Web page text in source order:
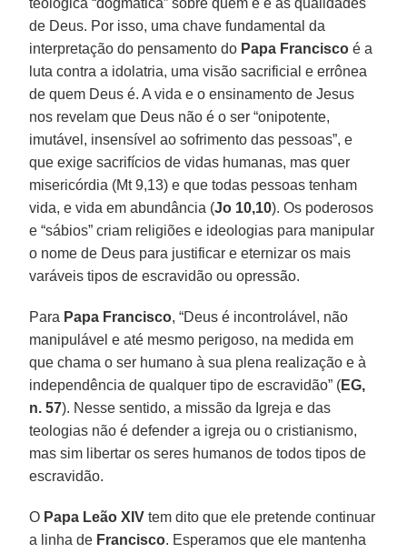
de Deus. Por isso, uma chave fundamental da
interpretação do pensamento do Papa Francisco é a
luta contra a idolatria, uma visão sacrificial e errônea
de quem Deus é. A vida e o ensinamento de Jesus
nos revelam que Deus não é o ser “onipotente,
imutável, insensível ao sofrimento das pessoas”, e
que exige sacrifícios de vidas humanas, mas quer
misericórdia (Mt 9,13) e que todas pessoas tenham
vida, e vida em abundância (Jo 10,10). Os poderosos
e “sábios” criam religiões e ideologias para manipular
o nome de Deus para justificar e eternizar os mais
varáveis tipos de escravidão ou opressão.
Para Papa Francisco, “Deus é incontrolável, não
manipulável e até mesmo perigoso, na medida em
que chama o ser humano à sua plena realização e à
independência de qualquer tipo de escravidão” (EG,
n. 57). Nesse sentido, a missão da Igreja e das
teologias não é defender a igreja ou o cristianismo,
mas sim libertar os seres humanos de todos tipos de
escravidão.
O Papa Leão XIV tem dito que ele pretende continuar
a linha de Francisco. Esperamos que ele mantenha